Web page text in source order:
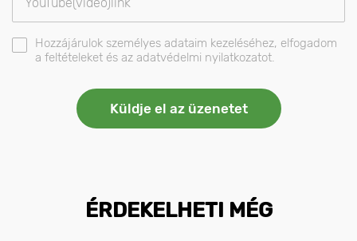
Hozzájárulok személyes adataim kezeléséhez, elfogadom
a feltételeket és az adatvédelmi nyilatkozatot.
ÉRDEKELHETI MÉG